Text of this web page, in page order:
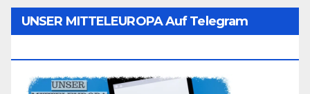
UNSER MITTELEUROPA Auf Telegram